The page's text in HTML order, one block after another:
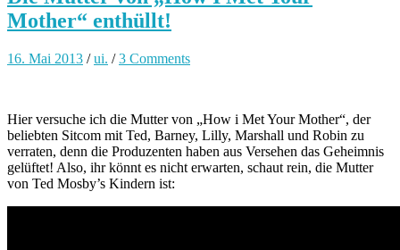
Mother“ enthüllt!
16. Mai 2013 /ui. /3 Comments
Hier versuche ich die Mutter von „How i Met Your Mother“, der
beliebten Sitcom mit Ted, Barney, Lilly, Marshall und Robin zu
verraten, denn die Produzenten haben aus Versehen das Geheimnis
gelüftet! Also, ihr könnt es nicht erwarten, schaut rein, die Mutter
von Ted Mosby’s Kindern ist: